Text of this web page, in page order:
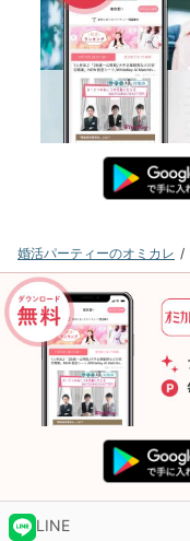
婚活パーティーのオミカレ
LINE